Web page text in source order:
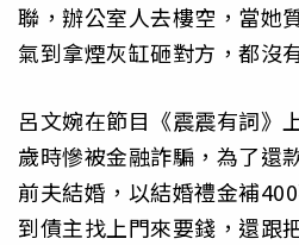
聯，辦公室人去樓空，當她
氣到拿煙灰缸砸對方，都沒
呂文婉在節目《震震有詞》
歲時慘被金融詐騙，為了還
前夫結婚，以結婚禮金補
到債主找上門來要錢，還跟